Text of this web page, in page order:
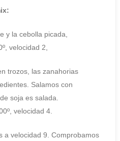
y la cebolla picada,
velocidad 2,
trozos, las zanahorias
Salamos con
soja es salada.
velocidad 4.
a velocidad 9. Comprobamos